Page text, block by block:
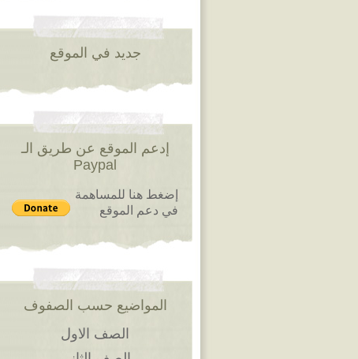
جديد في الموقع
إدعم الموقع عن طريق الـ
Paypal
إضغط هنا للمساهمة
في دعم الموقع
المواضيع حسب الصفوف
الصف الاول